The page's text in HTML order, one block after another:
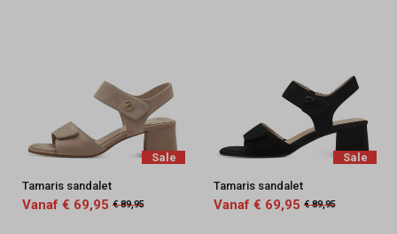
Sale
Tamaris sandalet
Vanaf € 69,95 € 89,95
Sale
Tamaris sandalet
Vanaf € 69,95 € 89,95